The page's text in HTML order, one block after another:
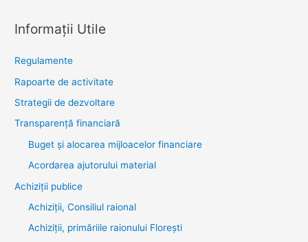
Informații Utile
Regulamente
Rapoarte de activitate
Strategii de dezvoltare
Transparenţă financiară
Buget și alocarea mijloacelor financiare
Acordarea ajutorului material
Achiziţii publice
Achiziții, Consiliul raional
Achiziții, primăriile raionului Florești